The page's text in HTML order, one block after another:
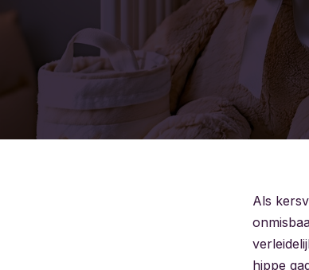
Als
hippe